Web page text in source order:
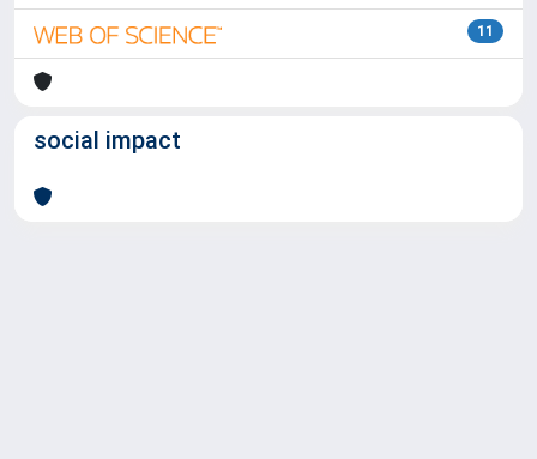
11
social impact